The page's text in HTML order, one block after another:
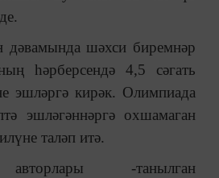
дәвамында шәхси биремнәр
һәрберсендә 4,5 сәгать
эшләргә кирәк. Олимпиада
эшләгәннәргә охшамаган
таләп итә.
-танылган